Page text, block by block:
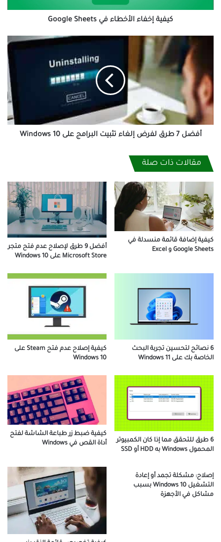
كيفية إخفاء الأخطاء في Google Sheets
لفرض
إلغاء
تثبيت
البرامج
على
Windows
أفضل 7 طرق لفرض إلغاء تثبيت البرامج على Windows 10
مقالات ذات صلة
كيفية إضافة قائمة منسدلة في
Google Sheets و Excel
أفضل 9 طرق لإصلاح عدم فتح متجر
Microsoft Store على Windows 10
6 نصائح لتحسين تجربة البحث
الخاصة بك على Windows 11
كيفية إصلاح عدم فتح Steam على
Windows 10
6 طرق للتحقق مما إذا كان الكمبيوتر
المحمول Windows به HDD أو SSD
كيفية ضبط زر طباعة الشاشة لفتح
أداة القص في Windows
إصلاح: مشكلة تجمد أو إعادة
التشغيل Windows 10 بسبب
مشاكل في الأجهزة